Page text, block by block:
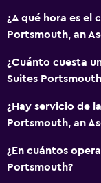
Estacionamiento
Radio
Secador de pelo
¿A qué hora es el
Portsmouth, an
¿Cuánto cuesta
Suites
¿Hay servicio de
Portsmouth, an
¿En cuántos
Portsmouth?